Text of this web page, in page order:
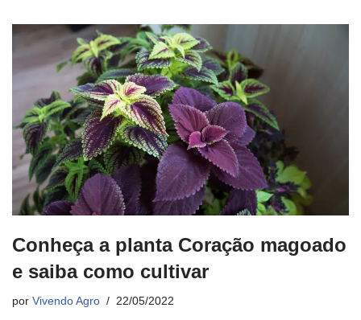
Conheça a planta Coração magoado
e saiba como cultivar
por Vivendo Agro 22/05/2022